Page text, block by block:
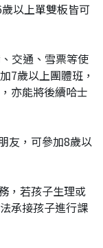
以上單雙板皆可
交通、雪票等使
7歲以上團體班，
亦能將後續哈士
友，可參加8歲以
，若孩子生理或
承接孩子進行課